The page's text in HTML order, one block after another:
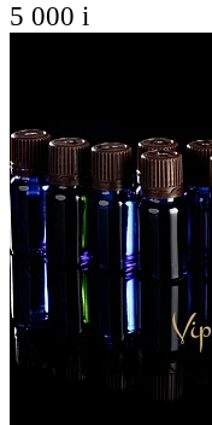
5 000 i